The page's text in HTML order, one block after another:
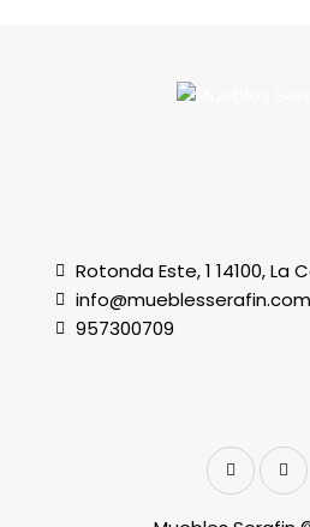
Rotonda Este, 1 14100,
info@mueblesserafin.com
957300709